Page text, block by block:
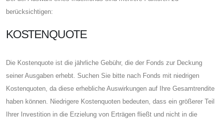
berücksichtigen:
KOSTENQUOTE
Die Kostenquote ist die jährliche Gebühr, die der Fonds zur Deckung
seiner Ausgaben erhebt. Suchen Sie bitte nach Fonds mit niedrigen
Kostenquoten, da diese erhebliche Auswirkungen auf Ihre Gesamtrendite
haben können. Niedrigere Kostenquoten bedeuten, dass ein größerer Teil
Ihrer Investition in die Erzielung von Erträgen fließt und nicht in die